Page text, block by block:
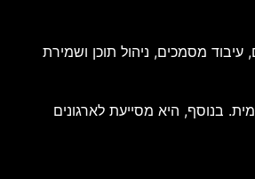
מסמכים, ניהול תוכן ושמירת
בנוסף, היא מסייעת לארגונים